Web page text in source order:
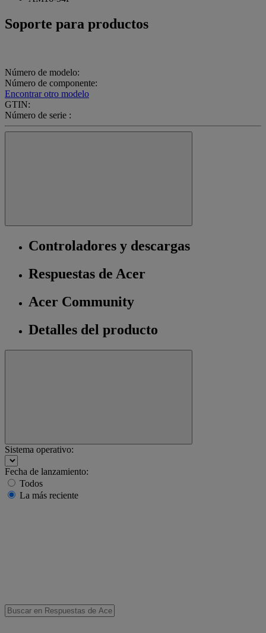
Soporte para productos
Número de modelo:
Número de componente:
Encontrar otro modelo
GTIN:
Número de serie :
Controladores y descargas
Respuestas de Acer
Acer Community
Detalles del producto
Sistema operativo:
Fecha de lanzamiento:
Todos
La más reciente